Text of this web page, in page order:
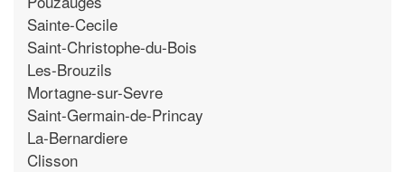
Sainte-Cecile
Saint-Christophe-du-Bois
Les-Brouzils
Mortagne-sur-Sevre
Saint-Germain-de-Princay
La-Bernardiere
Clisson